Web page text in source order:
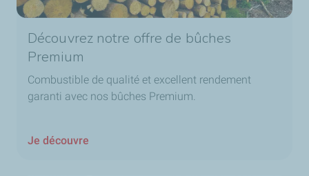
Découvrez notre offre de bûches
Premium
Combustible de qualité et excellent rendement
garanti avec nos bûches Premium.
Je découvre